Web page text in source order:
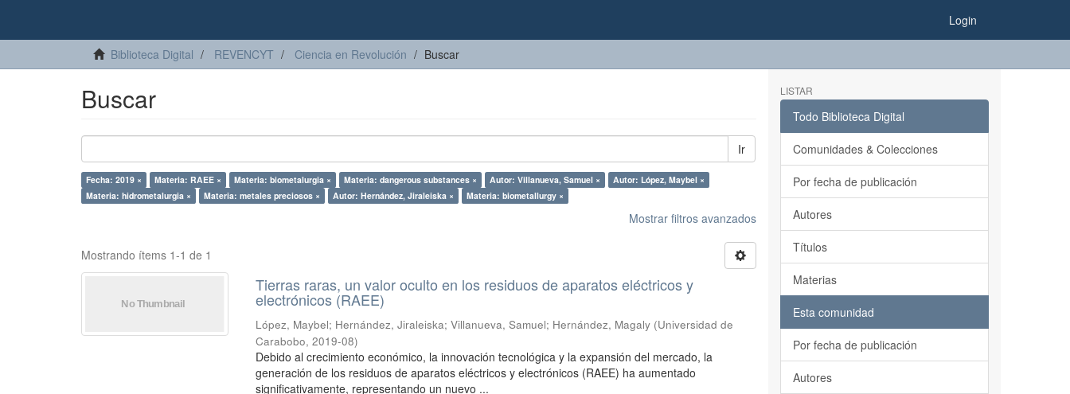
Login
Biblioteca Digital REVENCYT Ciencia en Revolución Buscar
Buscar
Ir
Fecha: 2019 × Materia: RAEE × Materia: biometalurgia × Materia: dangerous substances × Autor: Villanueva, Samuel ×
Autor: López, Maybel ×
Materia: hidrometalurgia ×
Materia: metales preciosos × Autor: Hernández, Jiraleiska × Materia: biometallurgy ×
Mostrar filtros avanzados
Mostrando ítems 1-1 de 1
Tierras raras, un valor oculto en los residuos de aparatos eléctricos y
electrónicos (RAEE)
López, Maybel; Hernández, Jiraleiska;Villanueva, Samuel; Hernández, Magaly (Universidad de
Carabobo,2019-08)
Debido al crecimiento económico, la innovación tecnológica y la expansión del mercado, la
generación de los residuos de aparatos eléctricos y electrónicos (RAEE) ha aumentado
significativamente, representando un nuevo ...
LISTAR
Todo Biblioteca Digital
Comunidades & Colecciones
Por fecha de publicación
Autores
Títulos
Materias
Esta comunidad
Por fecha de publicación
Autores